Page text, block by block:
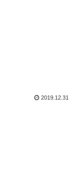
2019.12.31